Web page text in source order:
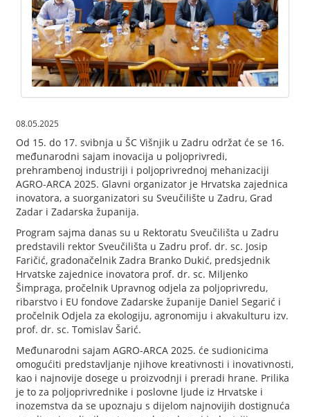
08.05.2025
Od 15. do 17. svibnja u ŠC Višnjik u Zadru održat će se 16.
međunarodni sajam inovacija u poljoprivredi,
prehrambenoj industriji i poljoprivrednoj mehanizaciji
AGRO-ARCA 2025. Glavni organizator je Hrvatska zajednica
inovatora, a suorganizatori su Sveučilište u Zadru, Grad
Zadar i Zadarska županija.
Program sajma danas su u Rektoratu Sveučilišta u Zadru
predstavili rektor Sveučilišta u Zadru prof. dr. sc. Josip
Faričić, gradonačelnik Zadra Branko Dukić, predsjednik
Hrvatske zajednice inovatora prof. dr. sc. Miljenko
Šimpraga, pročelnik Upravnog odjela za poljoprivredu,
ribarstvo i EU fondove Zadarske županije Daniel Segarić i
pročelnik Odjela za ekologiju, agronomiju i akvakulturu izv.
prof. dr. sc. Tomislav Šarić.
Međunarodni sajam AGRO-ARCA 2025. će sudionicima
omogućiti predstavljanje njihove kreativnosti i inovativnosti,
kao i najnovije dosege u proizvodnji i preradi hrane. Prilika
je to za poljoprivrednike i poslovne ljude iz Hrvatske i
inozemstva da se upoznaju s dijelom najnovijih dostignuća